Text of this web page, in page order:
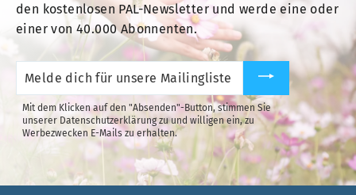
einer Quelle der Inspiration!
Der Lebensfreude-Kalender: Motivierende
Sprüche und Gedanken sowie liebevolle
Anregungen und Lebensweisheiten
Seit vielen Jahren ist er der beliebteste
Kalender Deutschlands: Über 5 Millionen
Exemplare des Original-Lebensfreude-
den kostenlosen PAL-Newsletter und werde eine oder
einer von 40.000 Abonnenten.
dich
unsere
Mailingliste
an.
Mit dem Klicken auf den "Absenden"-Button, stimmen Sie
unserer Datenschutzerklärung zu und willigen ein, zu
Werbezwecken E-Mails zu erhalten.